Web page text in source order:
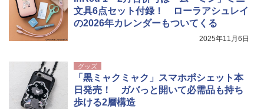
文具6点セット付録！ ローラアシュレイ
の2026年カレンダーもついてくる
2025年11月6日
グッズ
「黒ミャクミャク」スマホポシェット本
日発売！ ガバっと開いて必需品も持ち
歩ける2層構造